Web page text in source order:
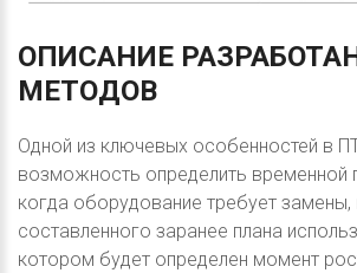
ОПИСАНИЕ
МЕТОДОВ
Одной из ключевых особенностей в
возможность определить временной
когда оборудование требует замены,
составленного заранее плана
котором будет определен момент